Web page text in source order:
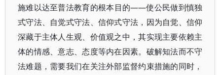
施难以达至普法教育的根本目的——使公民做到慎独
式守法、自觉式守法、信仰式守法，因为自觉、信仰
深藏于主体人生观、价值观之中，其实现主要依赖主
体的情感、意志、态度等内在因素。破解知法而不守
法难题，需要我们在关注外部监督约束措施的同时，